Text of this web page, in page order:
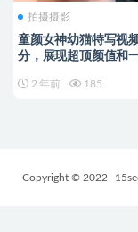
拍摄摄影
童颜女神幼猫特写视
分，展现超顶颜值和
2 年前 185
Copyright © 2022